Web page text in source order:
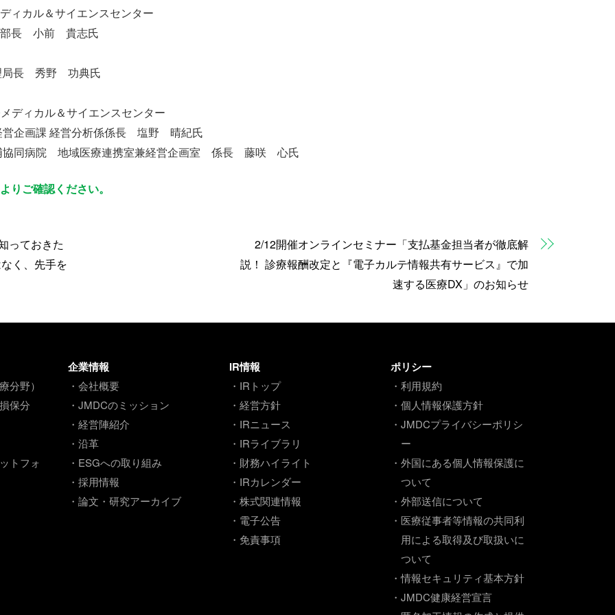
ィカル＆サイエンスセンター
部長 小前 貴志氏
局長 秀野 功典氏
ディカル＆サイエンスセンター
企画課 経営分析係係長 塩野 晴紀氏
協同病院 地域医療連携室兼経営企画室 係長 藤咲 心氏
りご確認ください。
っておきた
く、先手を
2/12開催オンラインセミナー「支払基金担当者が徹底解
説！ 診療報酬改定と『電子カルテ情報共有サービス』で加
速する医療DX」のお知らせ
分野）
保分
トフォ
企業情報
・会社概要
・JMDCのミッション
・経営陣紹介
・沿革
・ESGへの取り組み
・採用情報
・論文・研究アーカイブ
IR情報
・IRトップ
・経営方針
・IRニュース
・IRライブラリ
・財務ハイライト
・IRカレンダー
・株式関連情報
・電子公告
・免責事項
ポリシー
・利用規約
・個人情報保護方針
・JMDCプライバシーポリシ
ー
・外国にある個人情報保護に
ついて
・外部送信について
・医療従事者等情報の共同利
用による取得及び取扱いに
ついて
・情報セキュリティ基本方針
・JMDC健康経営宣言